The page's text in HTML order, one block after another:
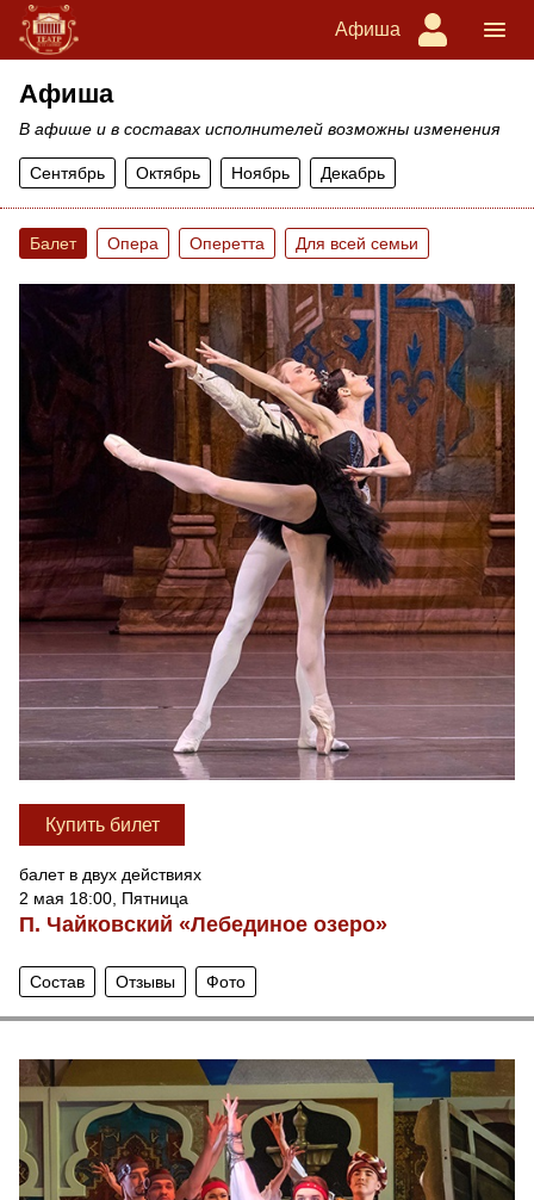
Афиша
Афиша
В афише и в составах исполнителей возможны изменения
Сентябрь Октябрь Ноябрь Декабрь
Балет Опера Оперетта Для всей семьи
Купить билет
балет в двух действиях
2 мая 18:00, Пятница
П. Чайковский «Лебединое озеро»
Состав Отзывы Фото